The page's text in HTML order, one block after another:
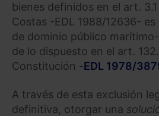
bienes definidos en el art.
Costas -EDL 1988/12636-
de dominio público
de lo dispuesto en el art.
Constitución -EDL 1978/
A través de esta exclusión
definitiva, otorgar una